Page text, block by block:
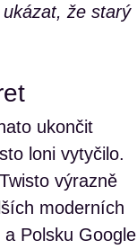
že starý
ukončit
loni vytyčilo.
výrazně
moderních
Polsku Google